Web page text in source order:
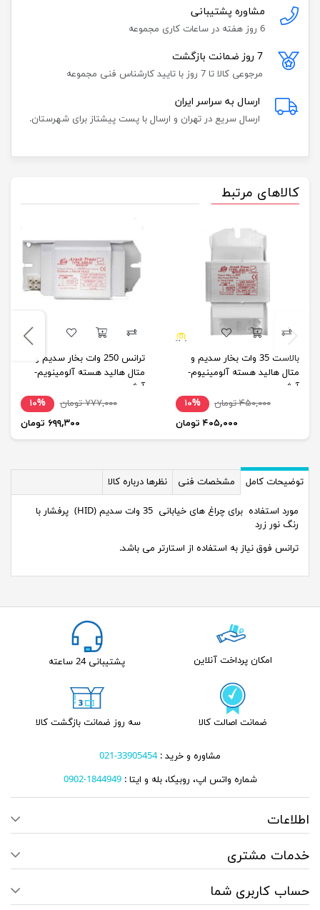
مشاوره پشتیبانی
6 روز هفته در ساعات کاری مجموعه
7 روز ضمانت بازگشت
مرجوعی کالا تا 7 روز با تایید کارشناس فنی مجموعه
ارسال به سراسر ایران
ارسال سریع در تهران و ارسال با پست پیشتاز برای شهرستان.
کالاهای مرتبط
بالاست 35 وات بخار سدیم و
متال هالید هسته آلومینیوم-
آرش
۴۵۰,۰۰۰ تومان
۱۰%
۴۰۵,۰۰۰ تومان
ترانس 250 وات بخار سدیم و
متال هالید هسته آلومینویم-
آرش
۷۷۷,۰۰۰ تومان
۱۰%
۶۹۹,۳۰۰ تومان
توضیحات کامل مشخصات فنی نظرها درباره کالا
مورد استفاده برای چراغ های خیابانی 35 وات سدیم (HID) پرفشار با
رنگ نور زرد
ترانس فوق نیاز به استفاده از استارتر می باشد.
امکان پرداخت آنلاین پشتیبانی 24 ساعته
ضمانت اصالت کالا سه روز ضمانت بازگشت کالا
مشاوره و خرید :33905454-021
شماره واتس اپ، روبیکا، بله و ایتا : 1844949-0902
اطلاعات
خدمات مشتری
حساب کاربری شما